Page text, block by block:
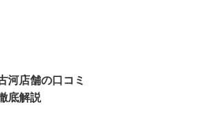
河店舗の口コミ
底解説